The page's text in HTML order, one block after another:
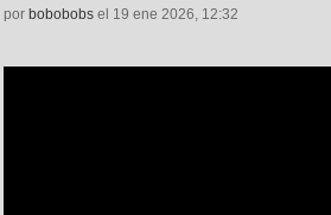
por bobobobs el 19 ene 2026, 12:32